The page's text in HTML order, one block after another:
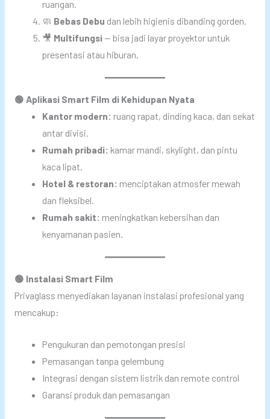
ruangan.
🧼 Bebas Debu dan lebih higienis dibanding gorden.
🎥 Multifungsi— bisa jadi layar proyektor untuk
presentasi atau hiburan.
🟢 Aplikasi Smart Film di Kehidupan Nyata
Kantor modern: ruang rapat, dinding kaca, dan sekat
antar divisi.
Rumah pribadi: kamar mandi, skylight, dan pintu
kaca lipat.
Hotel & restoran: menciptakan atmosfer mewah
dan fleksibel.
Rumah sakit: meningkatkan kebersihan dan
kenyamanan pasien.
🟢 Instalasi Smart Film
Privaglass menyediakan layanan instalasi profesional yang
mencakup:
Pengukuran dan pemotongan presisi
Pemasangan tanpa gelembung
Integrasi dengan sistem listrik dan remote control
Garansi produk dan pemasangan